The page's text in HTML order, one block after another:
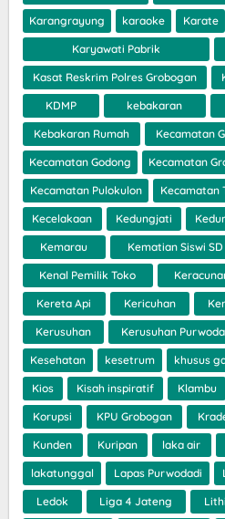
Karangrayung karaoke Karate
Karyawati Pabrik
Kasat Reskrim Polres Grobogan
KDMP kebakaran
Kebakaran Rumah Kecamatan
Kecamatan Godong Kecamatan
Kecamatan Pulokulon Kecamatan
Kecelakaan Kedungjati
Kemarau Kematian Siswi SD
Kenal Pemilik Toko
Kereta Api Kericuhan
Kerusuhan Kerusuhan
Kesehatan kesetrum khusus
Kios Kisah inspiratif Klambu
Korupsi KPU Grobogan
Kunden Kuripan laka air
lakatunggal Lapas Purwodadi
Ledok Liga 4 Jateng